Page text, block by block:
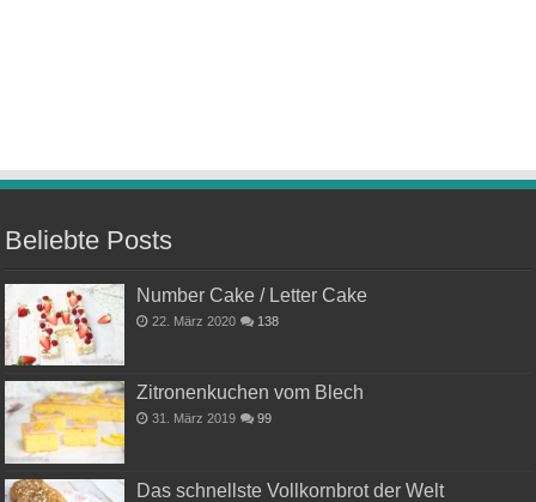
Beliebte Posts
Number Cake / Letter Cake
22. März 2020 138
Zitronenkuchen vom Blech
31. März 2019 99
Das schnellste Vollkornbrot der Welt